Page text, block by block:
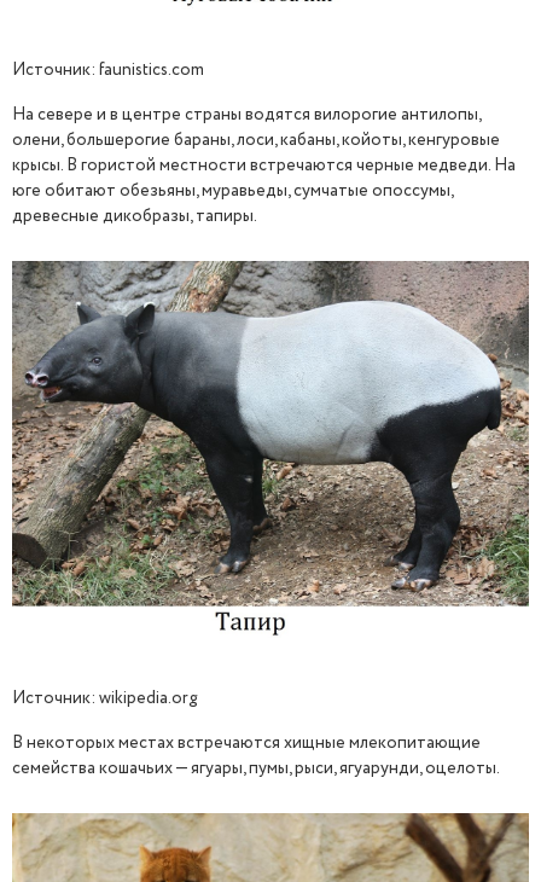
Источник: faunistics.com
На севере и в центре страны водятся вилорогие антилопы,
олени, большерогие бараны, лоси, кабаны, койоты, кенгуровые
крысы. В гористой местности встречаются черные медведи. На
юге обитают обезьяны, муравьеды, сумчатые опоссумы,
древесные дикобразы, тапиры.
Источник: wikipedia.org
В некоторых местах встречаются хищные млекопитающие
семейства кошачьих — ягуары, пумы, рыси, ягуарунди, оцелоты.